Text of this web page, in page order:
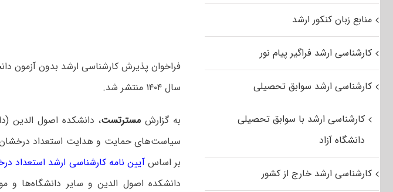
فراخوان پذیرش کارشناسی ارشد بدون آزمون
سال ۱۴۰۴ منتشر شد.
به گزارش مسترتست، دانشکده اصول الدین
سیاست‌های حمایت و هدایت استعداد درخشان
بر اساسآیین نامه کارشناسی ارشد استعداد
دانشکده اصول الدین و سایر دانشگاه‌ها
منابع زبان کنکور ارشد
کارشناسی ارشد فراگیر پیام نور
کارشناسی ارشد سوابق تحصیلی
کارشناسی ارشد با سوابق تحصیلی
دانشگاه آزاد
کارشناسی ارشد خارج از کشور